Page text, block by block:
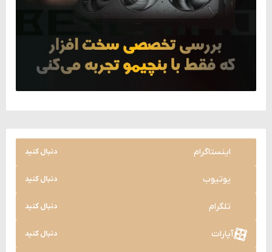
اینستاگرام دنبال کنید
یوتیوب دنبال کنید
تلگرام دنبال کنید
آپارات دنبال کنید